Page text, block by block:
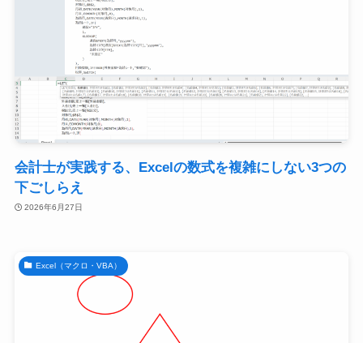
会計士が実践する、Excelの数式を複雑にしない3つの
下ごしらえ
2026年6月27日
Excel（マクロ・VBA）